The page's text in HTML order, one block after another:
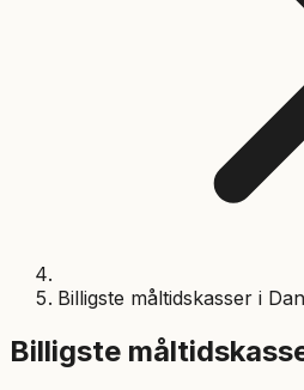
Billigste måltidskasser i
Billigste